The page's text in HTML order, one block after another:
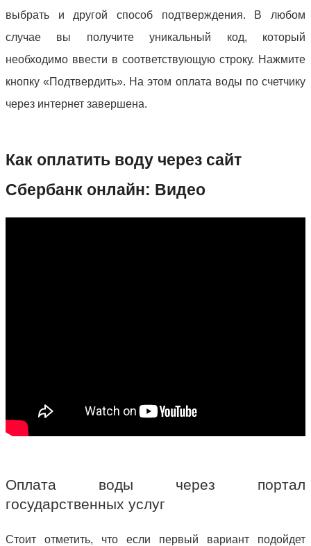
выбрать и другой способ подтверждения. В любом
случае вы получите уникальный код, который
необходимо ввести в соответствующую строку. Нажмите
кнопку «Подтвердить». На этом оплата воды по счетчику
через интернет завершена.
Как оплатить воду через сайт
Сбербанк онлайн: Видео
Оплата воды через портал
государственных услуг
Стоит отметить, что если первый вариант подойдет